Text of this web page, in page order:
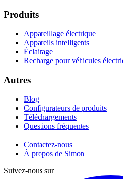
Produits
Appareillage électrique
Appareils intelligents
Éclairage
Recharge pour véhicules
Autres
Blog
Configurateurs de produits
Téléchargements
Questions fréquentes
Contactez-nous
À propos de Simon
Suivez-nous sur